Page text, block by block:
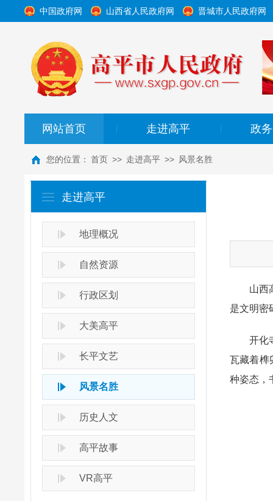
中国政府网 山西省人民政府网 晋城市人民政府网
网站首页 走进高平 政
您的位置： 首页 >> 走进高平 >> 风景名胜
走进高平
地理概况
自然资源
行政区划
大美高平
长平文艺
风景名胜
历史人文
高平故事
VR高平
山西高
是文明密
开化寺
瓦藏着榫
种姿态，